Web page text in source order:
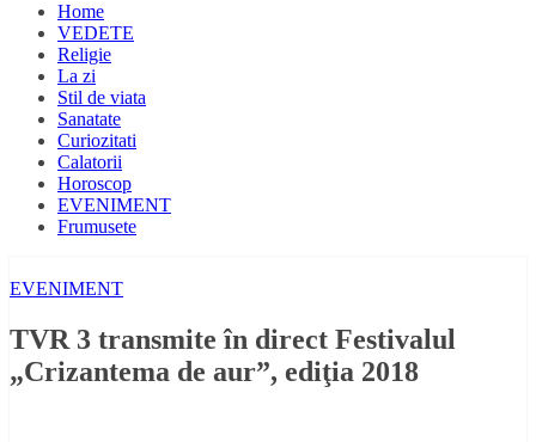
Home
VEDETE
Religie
La zi
Stil de viata
Sanatate
Curiozitati
Calatorii
Horoscop
EVENIMENT
Frumusete
EVENIMENT
TVR 3 transmite în direct Festivalul
„Crizantema de aur”, ediţia 2018